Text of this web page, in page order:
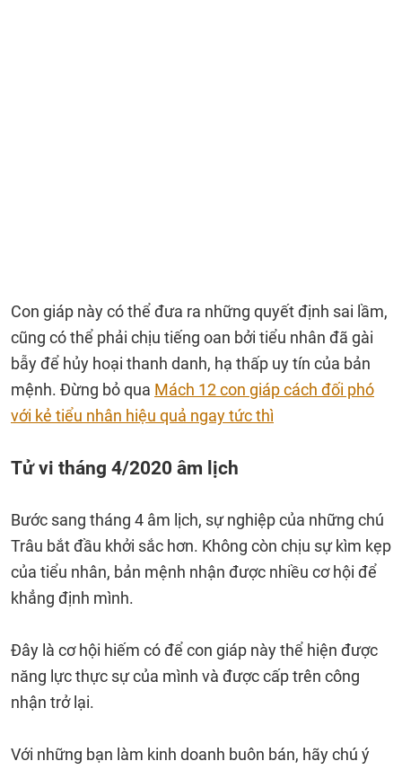
Con giáp này có thể đưa ra những quyết định sai lầm,
cũng có thể phải chịu tiếng oan bởi tiểu nhân đã gài
bẫy để hủy hoại thanh danh, hạ thấp uy tín của bản
mệnh. Đừng bỏ qua Mách 12 con giáp cách đối phó
với kẻ tiểu nhân hiệu quả ngay tức thì
Tử vi tháng 4/2020 âm lịch
Bước sang tháng 4 âm lịch, sự nghiệp của những chú
Trâu bắt đầu khởi sắc hơn. Không còn chịu sự kìm kẹp
của tiểu nhân, bản mệnh nhận được nhiều cơ hội để
khẳng định mình.
Đây là cơ hội hiếm có để con giáp này thể hiện được
năng lực thực sự của mình và được cấp trên công
nhận trở lại.
Với những bạn làm kinh doanh buôn bán, hãy chú ý